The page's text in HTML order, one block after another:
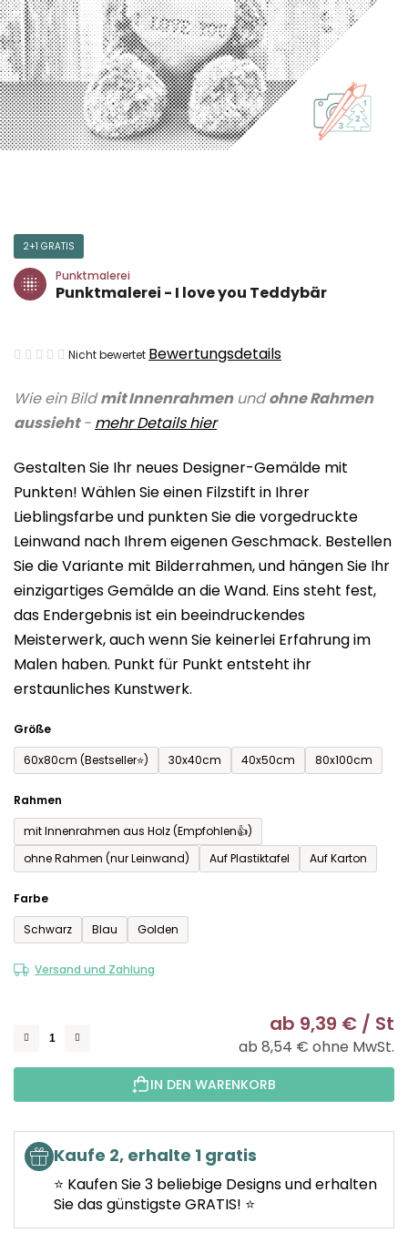
Wie ein Bildmit Innenrahmenundohne Rahmen
aussieht- mehr Detailshier
Gestalten Sie Ihr neues Designer-Gemälde mit
Punkten! Wählen Sie einen Filzstift in Ihrer
Lieblingsfarbe und punkten Sie die vorgedruckte
Leinwand nach Ihrem eigenen Geschmack. Bestellen
Sie die Variante mit Bilderrahmen, und hängen Sie Ihr
einzigartiges Gemälde an die Wand. Eins steht fest,
das Endergebnis ist ein beeindruckendes
Meisterwerk, auch wenn Sie keinerlei Erfahrung im
Malen haben. Punkt für Punkt entsteht ihr
erstaunliches Kunstwerk.
Größe
60x80cm (Bestseller⭐)
30x40cm 40x50cm 80x100cm
Rahmen
mit Innenrahmen aus Holz (Empfohlen👍)
ohne Rahmen (nur Leinwand)
Auf Plastiktafel Auf Karton
Farbe
Schwarz
Blau Golden
Versand und Zahlung
ab 9,39 € / St
ab 8,54 € ohne MwSt.
IN DEN WARENKORB
Kaufe 2, erhalte 1 gratis
⭐ Kaufen Sie 3 beliebige Designs und erhalten
Sie das günstigste GRATIS! ⭐
2+1 GRATIS
Punktmalerei
Punktmalerei - I love you Teddybär
Die
Produktbewertung
ist
von
5
Sternen.
Nicht bewertet Bewertungsdetails